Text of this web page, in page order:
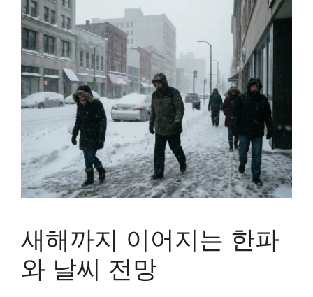
새해까지 이어지는 한파
와 날씨 전망